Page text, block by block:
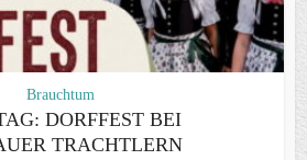
Brauchtum
DORFFEST BEI
TRACHTLERN